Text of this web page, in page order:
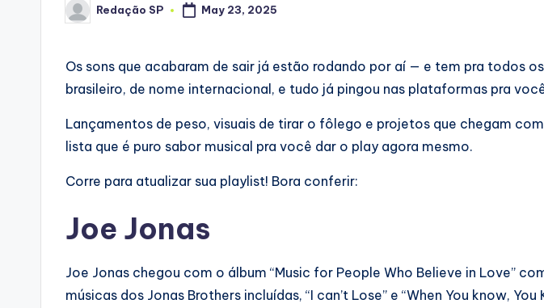
Posted
by
Redação SP May 23, 2025
Os sons que acabaram de sair já estão rodando por aí — e tem pra todos
brasileiro, de nome internacional, e tudo já pingou nas plataformas pra
Lançamentos de peso, visuais de tirar o fôlego e projetos que chegam
lista que é puro sabor musical pra você dar o play agora mesmo.
Corre para atualizar sua playlist! Bora conferir:
Joe Jonas
Joe Jonas chegou com o álbum “Music for People Who Believe in Love”
músicas dos Jonas Brothers incluídas, “I can’t Lose” e “When You know,